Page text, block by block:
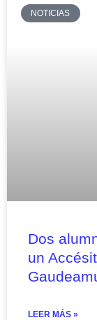
NOTICIAS
Dos
un
LEER MÁS »